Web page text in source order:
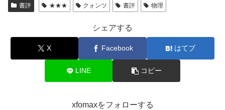
書評 ★★★ クォンツ 書評 物理
シェアする
X Facebook はてブ
LINE コピー
xfomaxをフォローする